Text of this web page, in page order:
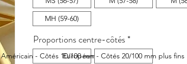
MH (59-60)
Proportions centre-côtés*
Américain - Côtés 10/100 mm plus finsEuropéen - Côtés 20/100 mm plus fins